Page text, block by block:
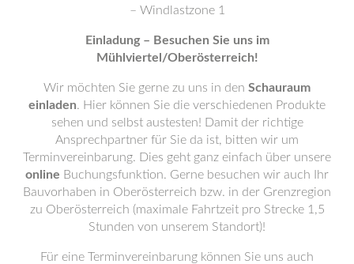
– Windlastzone 1
Einladung – Besuchen Sie uns im
Mühlviertel/Oberösterreich!
Wir möchten Sie gerne zu uns in den Schauraum
einladen. Hier können Sie die verschiedenen Produkte
sehen und selbst austesten! Damit der richtige
Ansprechpartner für Sie da ist, bitten wir um
Terminvereinbarung. Dies geht ganz einfach über unsere
online Buchungsfunktion. Gerne besuchen wir auch Ihr
Bauvorhaben in Oberösterreich bzw. in der Grenzregion
zu Oberösterreich (maximale Fahrtzeit pro Strecke 1,5
Stunden von unserem Standort)!
Für eine Terminvereinbarung können Sie uns auch